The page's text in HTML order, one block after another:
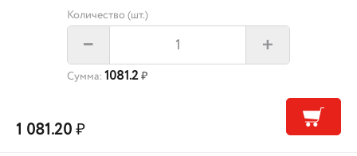
Количество (шт.)
– +
Сумма: 1081.2₽
1 081.20₽